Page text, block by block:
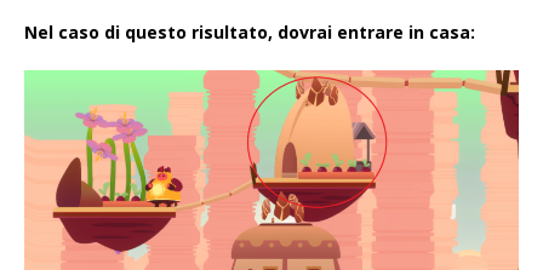
Nel caso di questo risultato, dovrai entrare in casa: